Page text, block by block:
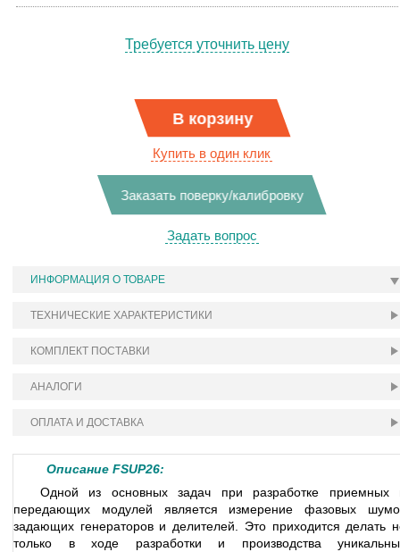
Требуется уточнить цену
В корзину
Купить в один клик
Заказать поверку/калибровку
Задать вопрос
ИНФОРМАЦИЯ О ТОВАРЕ
ТЕХНИЧЕСКИЕ ХАРАКТЕРИСТИКИ
КОМПЛЕКТ ПОСТАВКИ
АНАЛОГИ
ОПЛАТА И ДОСТАВКА
Описание FSUP26:
Одной из основных задач при разработке приемных
передающих модулей является измерение фазовых
задающих генераторов и делителей. Это приходится делать
только в ходе разработки и производства